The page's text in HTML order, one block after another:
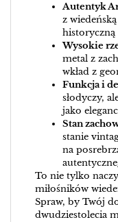
Autentyk
z
historyczną
Wysokie
metal z
wkład z
Funkcja i
słodyczy,
jako
Stan
stanie
na
To nie tylko
miłośników
Spraw, by Twój
dwudziestolecia